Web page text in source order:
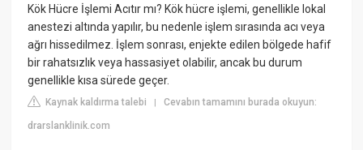
Kök Hücre İşlemi Acıtır mı? Kök hücre işlemi, genellikle lokal
anestezi altında yapılır, bu nedenle işlem sırasında acı veya
ağrı hissedilmez. İşlem sonrası, enjekte edilen bölgede hafif
bir rahatsızlık veya hassasiyet olabilir, ancak bu durum
genellikle kısa sürede geçer.
Kaynak kaldırma talebi |Cevabın tamamını burada okuyun:
drarslanklinik.com